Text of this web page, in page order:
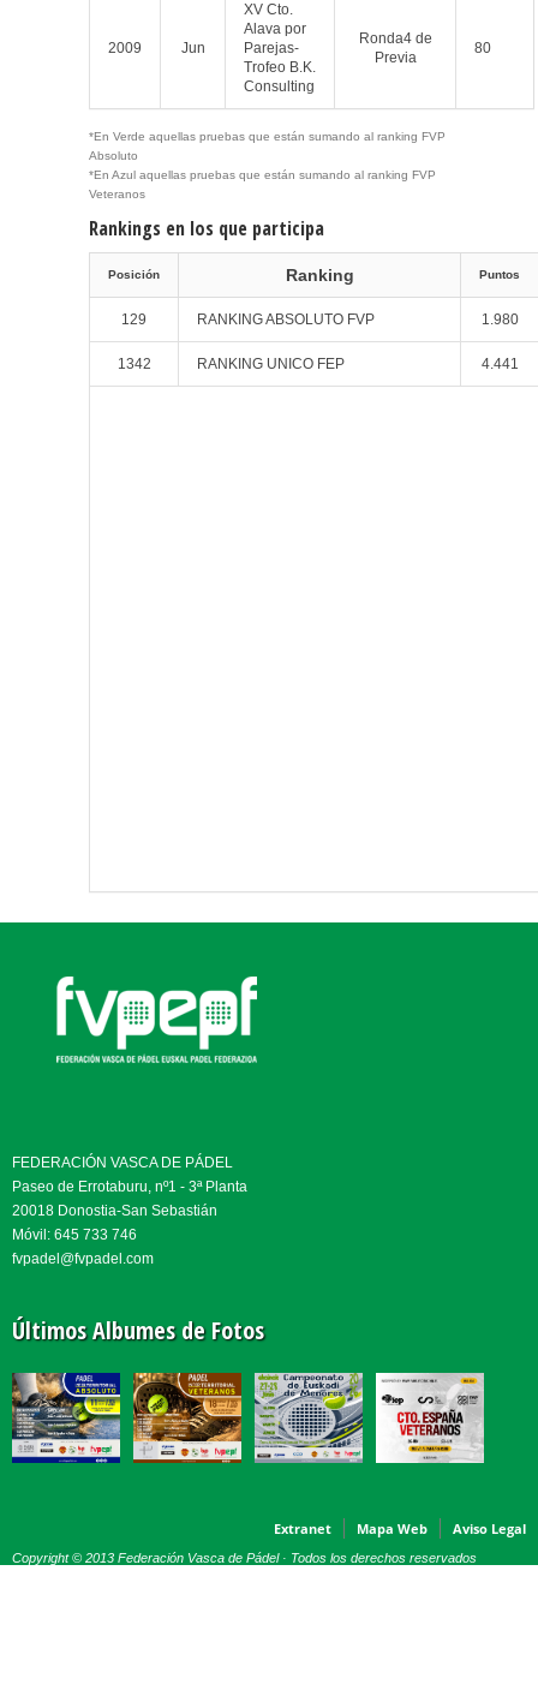
2009 Jun
XV Cto.
Alava por
Parejas-
Trofeo B.K.
Consulting
Ronda4 de
Previa
80
*En Verde aquellas pruebas que están sumando al ranking FVP
Absoluto
*En Azul aquellas pruebas que están sumando al ranking FVP
Veteranos
Rankings en los que participa
Posición Ranking Puntos
129 RANKING ABSOLUTO FVP 1.980
1342 RANKING UNICO FEP 4.441
FEDERACIÓN VASCA DE PÁDEL
Paseo de Errotaburu, nº1 - 3ª Planta
20018 Donostia-San Sebastián
Móvil: 645 733 746
fvpadel@fvpadel.com
Últimos Albumes de Fotos
Extranet Mapa Web Aviso Legal
Copyright © 2013 Federación Vasca de Pádel · Todos los derechos reservados